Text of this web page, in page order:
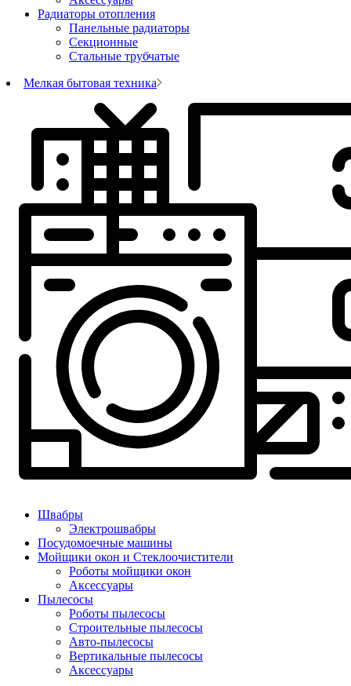
Радиаторы отопления
Панельные радиаторы
Секционные
Стальные трубчатые
Мелкая бытовая техника
Швабры
Электрошвабры
Посудомоечные машины
Мойщики окон и Стеклоочистители
Роботы мойщики окон
Аксессуары
Пылесосы
Роботы пылесосы
Строительные пылесосы
Авто-пылесосы
Вертикальные пылесосы
Аксессуары